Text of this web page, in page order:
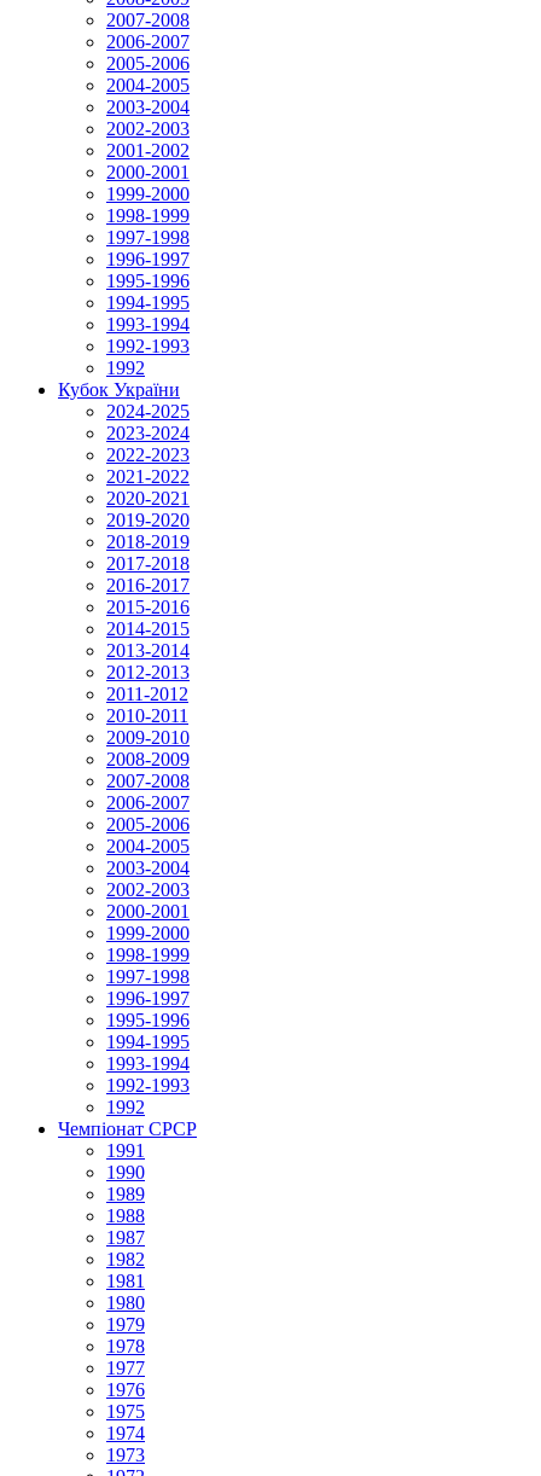
2007-2008
2006-2007
2005-2006
2004-2005
2003-2004
2002-2003
2001-2002
2000-2001
1999-2000
1998-1999
1997-1998
1996-1997
1995-1996
1994-1995
1993-1994
1992-1993
1992
Кубок України
2024-2025
2023-2024
2022-2023
2021-2022
2020-2021
2019-2020
2018-2019
2017-2018
2016-2017
2015-2016
2014-2015
2013-2014
2012-2013
2011-2012
2010-2011
2009-2010
2008-2009
2007-2008
2006-2007
2005-2006
2004-2005
2003-2004
2002-2003
2000-2001
1999-2000
1998-1999
1997-1998
1996-1997
1995-1996
1994-1995
1993-1994
1992-1993
1992
Чемпіонат СРСР
1991
1990
1989
1988
1987
1982
1981
1980
1979
1978
1977
1976
1975
1974
1973